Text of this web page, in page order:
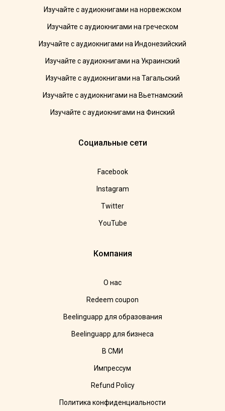
Изучайте с аудиокнигами на норвежском
Изучайте с аудиокнигами на греческом
Изучайте с аудиокнигами на Индонезийский
Изучайте с аудиокнигами на Украинский
Изучайте с аудиокнигами на Тагальский
Изучайте с аудиокнигами на Вьетнамский
Изучайте с аудиокнигами на Финский
Социальные сети
Facebook
Instagram
Twitter
YouTube
Компания
О нас
Redeem coupon
Beelinguapp для образования
Beelinguapp для бизнеса
В СМИ
Импрессум
Refund Policy
Политика конфиденциальности